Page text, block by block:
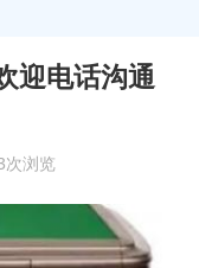
迎电话沟通
浏览